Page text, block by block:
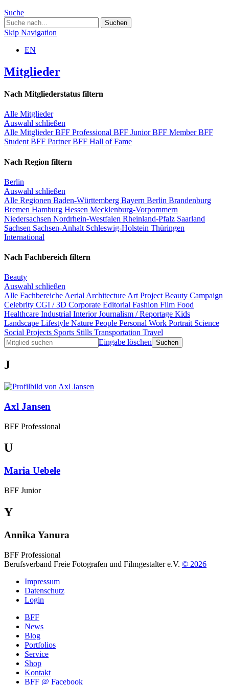
Suche
Skip Navigation
EN
Mitglieder
Nach Mitgliederstatus filtern
Alle Mitglieder
Auswahl schließen
Alle MitgliederBFF Professional BFF JuniorBFF MemberBFF
Student BFF PartnerBFF Hall of Fame
Nach Region filtern
Berlin
Auswahl schließen
Alle Regionen Baden-Württemberg Bayern Berlin Brandenburg
Bremen Hamburg Hessen Mecklenburg-Vorpommern
Niedersachsen Nordrhein-Westfalen Rheinland-Pfalz Saarland
Sachsen Sachsen-Anhalt Schleswig-Holstein Thüringen
International
Nach Fachbereich filtern
Beauty
Auswahl schließen
Alle Fachbereiche Aerial Architecture Art Project Beauty Campaign
Celebrity CGI / 3D Corporate Editorial Fashion Film Food
Healthcare Industrial InteriorJournalism / Reportage Kids
Landscape Lifestyle Nature People Personal Work Portrait Science
Social Projects Sports Stills Transportation Travel
Eingabe löschen
J
Axl Jansen
BFF Professional
U
Maria Uebele
BFF Junior
Y
Annika Yanura
BFF Professional
Berufsverband Freie Fotografen und Filmgestalter e.V. © 2026
Impressum
Datenschutz
Login
BFF
News
Blog
Portfolios
Service
Shop
Kontakt
BFF @ Facebook